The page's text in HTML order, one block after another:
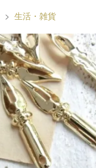
> 生活・雑貨